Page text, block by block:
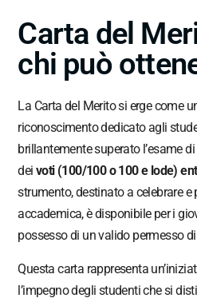
Carta del
chi può
La Carta del Merito si erge come
riconoscimento dedicato agli
brillantemente superato l’esame
deivoti (100/100 o 100 e lode)
strumento, destinato a celebrare e
accademica, è disponibile per i
possesso di un valido permesso
Questa carta rappresenta
l’impegno degli studenti che si